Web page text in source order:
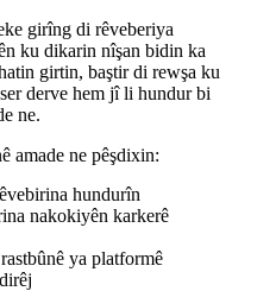
girîng di rêveberiya
ku dikarin nîşan bidin ka
girtin, baştir di rewşa ku
derve hem jî li hundur bi
ne.
amade ne pêşdixin:
hundurîn
nakokiyên karkerê
ya platformê